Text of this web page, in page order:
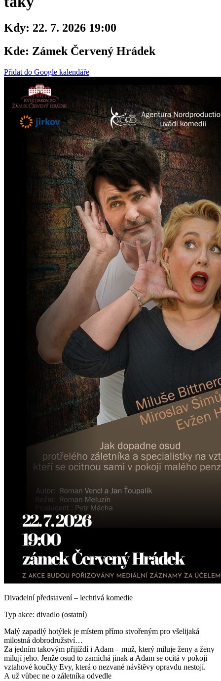
Kdy: 22. 7. 2026 19:00
Kde: Zámek Červený Hrádek
Přidat do Google kalendáře
Divadelní představení – lechtivá komedie
Typ akce: divadlo (ostatní)
Malý zapadlý hotýlek je místem přímo stvořeným pro všelijaká
milostná dobrodružství…
Za jedním takovým přijíždí i Adam – muž, který miluje ženy a ženy
milují jeho. Jenže osud to zamíchá jinak a Adam se ocitá v pokoji
vztahové koučky Evy, která o nezvané návštěvy opravdu nestojí.
A už vůbec ne o záletníka odvedle